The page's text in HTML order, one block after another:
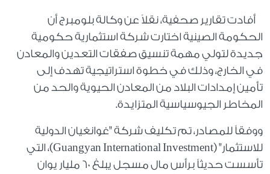
أفادت تقارير صحفية، نقلاً عن وكالة بلومبرج أن
الحكومة الصينية اختارت شركة استثمارية حكومية
جديدة لتولي مهمة تنسيق صفقات التعدين والمعادن
في الخارج، وذلك في خطوة استراتيجية تهدف إلى
تأمين إمدادات البلاد من المعادن الحيوية والحد من
المخاطر الجيوسياسية المتزايدة.
ووفقاً للمصادر، تم تكليف شركة "غوانغيان الدولية
للاستثمار" (Guangyan International Investment)، التي
تأسست حديثاً برأس مال مسجل يبلغ 60 مليار يوان